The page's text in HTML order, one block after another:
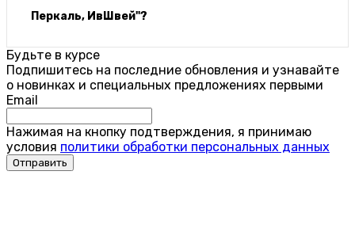
Перкаль, ИвШвей"?
Будьте в курсе
Подпишитесь на последние обновления и узнавайте
о новинках и специальных предложениях первыми
Email
Нажимая на кнопку подтверждения, я принимаю
условия политики обработки персональных данных